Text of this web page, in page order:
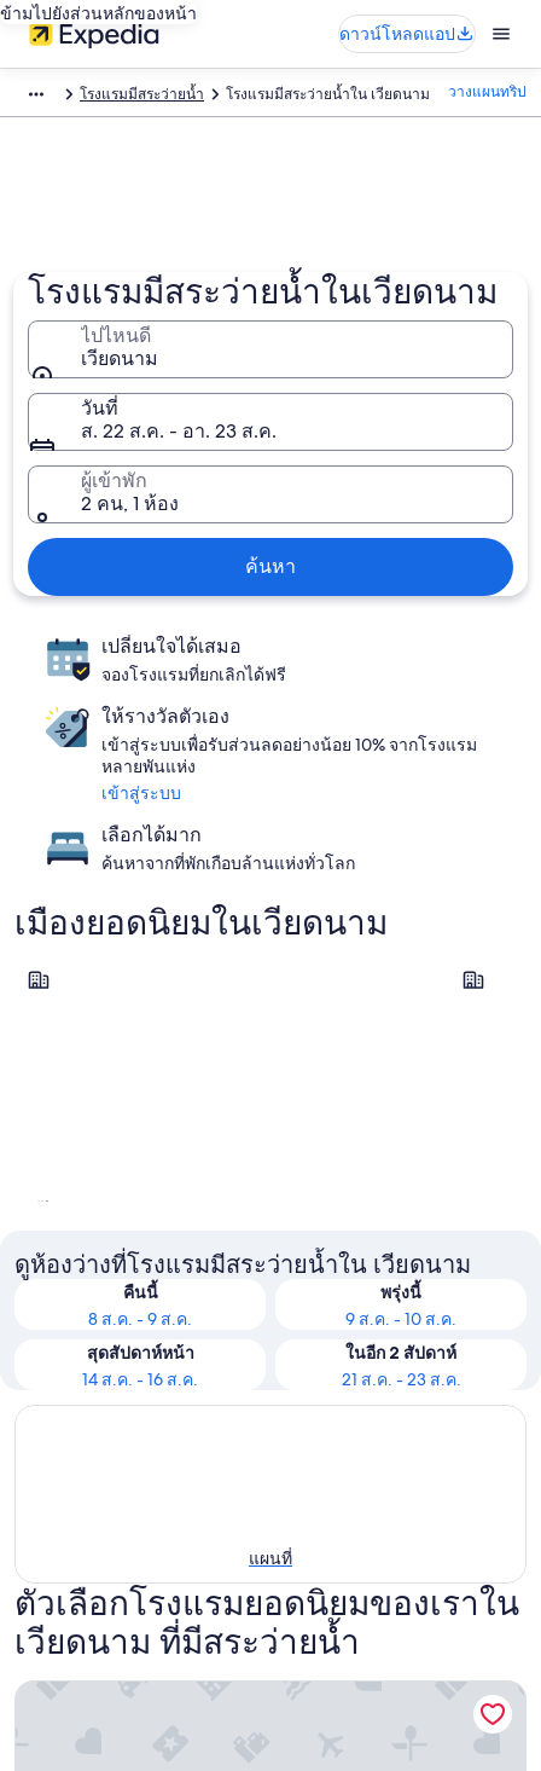
ข้ามไปยังส่วนหลักของหน้า
ดาวน์โหลดแอป
โรงแรมมีสระว่ายน้ำ โรงแรมมีสระว่ายน้ำใน เวียดนาม วางแผนทริป
โรงแรมมีสระว่ายน้ำในเวียดนาม
ไปไหนดี
เวียดนาม
วันที่
ส. 22 ส.ค. - อา. 23 ส.ค.
ผู้เข้าพัก
2 คน, 1 ห้อง
ค้นหา
เปลี่ยนใจได้เสมอ
จองโรงแรมที่ยกเลิกได้ฟรี
ให้รางวัลตัวเอง
เข้าสู่ระบบเพื่อรับส่วนลดอย่างน้อย 10% จากโรงแรม
หลายพันแห่ง
เข้าสู่ระบบ
เลือกได้มาก
ค้นหาจากที่พักเกือบล้านแห่งทั่วโลก
เมืองยอดนิยมในเวียดนาม
ฟูก๊วก ฮานอย
ดูห้องว่างที่โรงแรมมีสระว่ายน้ำใน เวียดนาม
คืนนี้
8 ส.ค. - 9 ส.ค.
พรุ่งนี้
9 ส.ค. - 10 ส.ค.
สุดสัปดาห์หน้า
14 ส.ค. - 16 ส.ค.
ในอีก 2 สัปดาห์
21 ส.ค. - 23 ส.ค.
แผนที่
ตัวเลือกโรงแรมยอดนิยมของเราใน
เวียดนาม ที่มีสระว่ายน้ำ
โรงแรมอีเดนสตาร์ไซ่ง่อน